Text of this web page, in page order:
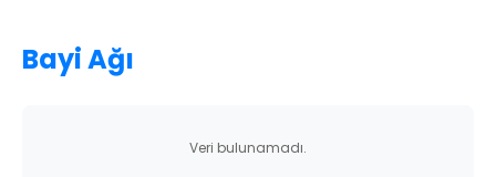
Bayi Ağı
Veri bulunamadı.